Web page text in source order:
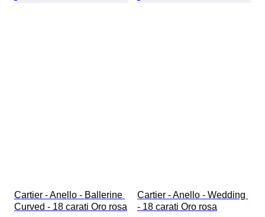
Cartier - Anello - Ballerine
Curved - 18 carati Oro rosa
Cartier - Anello - Wedding
- 18 carati Oro rosa